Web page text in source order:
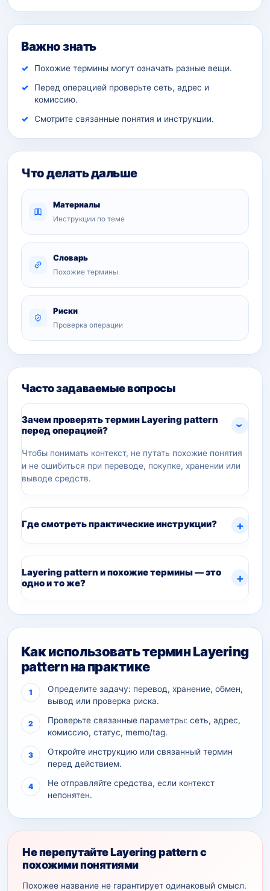
Важно знать
Похожие термины могут означать разные вещи.
Перед операцией проверьте сеть, адрес и
комиссию.
Смотрите связанные понятия и инструкции.
Что делать дальше
Материалы
Инструкции по теме
Словарь
Похожие термины
Риски
Проверка операции
Часто задаваемые вопросы
Зачем проверять термин Layering pattern
перед операцией?
Чтобы понимать контекст, не путать похожие понятия
и не ошибиться при переводе, покупке, хранении или
выводе средств.
Где смотреть практические инструкции?
Layering pattern и похожие термины — это
одно и то же?
Как использовать термин Layering
pattern на практике
Определите задачу: перевод, хранение, обмен,
вывод или проверка риска.
Проверьте связанные параметры: сеть, адрес,
комиссию, статус, memo/tag.
Откройте инструкцию или связанный термин
перед действием.
Не отправляйте средства, если контекст
непонятен.
Не перепутайте Layering pattern с
похожими понятиями
Похожее название не гарантирует одинаковый смысл.